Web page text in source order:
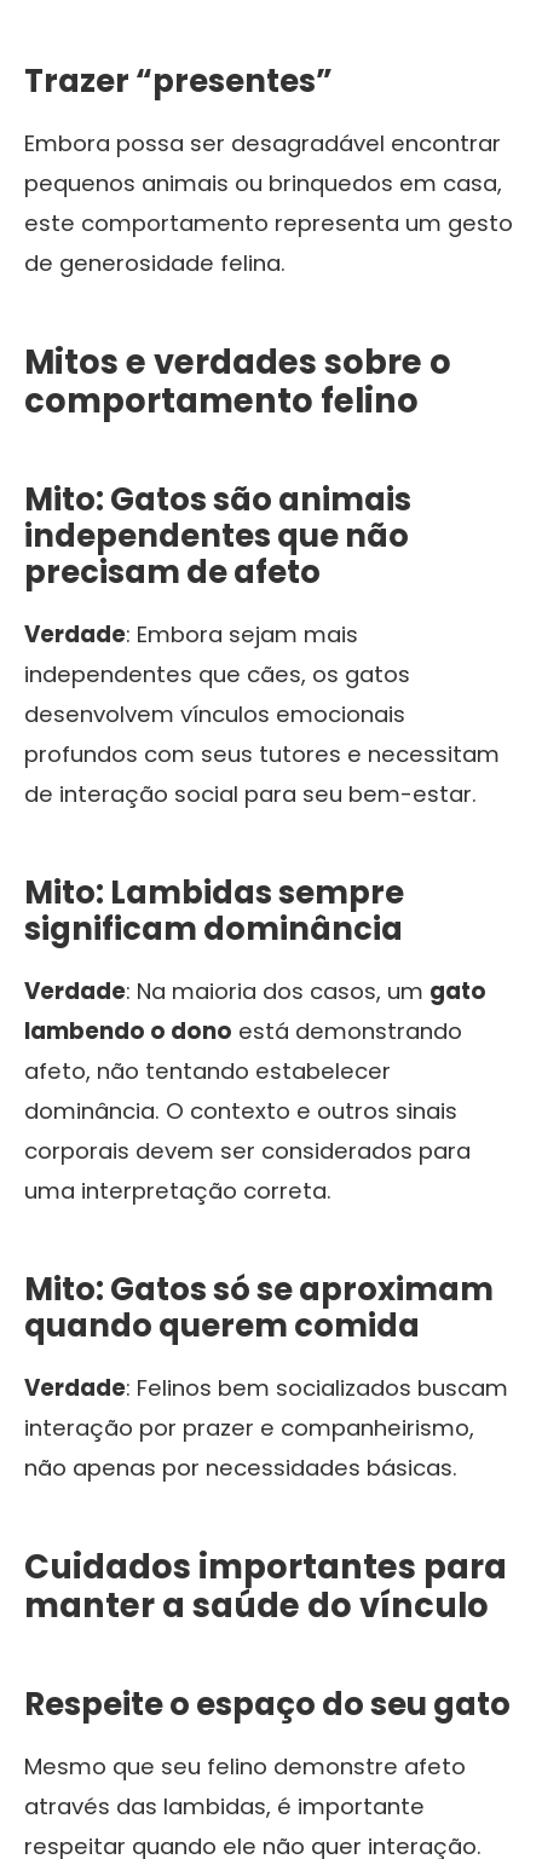
Trazer “presentes”
Embora possa ser desagradável encontrar
pequenos animais ou brinquedos em casa,
este comportamento representa um gesto
de generosidade felina.
Mitos e verdades sobre o
comportamento felino
Mito: Gatos são animais
independentes que não
precisam de afeto
Verdade: Embora sejam mais
independentes que cães, os gatos
desenvolvem vínculos emocionais
profundos com seus tutores e necessitam
de interação social para seu bem-estar.
Mito: Lambidas sempre
significam dominância
Verdade: Na maioria dos casos, um gato
lambendo o dono está demonstrando
afeto, não tentando estabelecer
dominância. O contexto e outros sinais
corporais devem ser considerados para
uma interpretação correta.
Mito: Gatos só se aproximam
quando querem comida
Verdade: Felinos bem socializados buscam
interação por prazer e companheirismo,
não apenas por necessidades básicas.
Cuidados importantes para
manter a saúde do vínculo
Respeite o espaço do seu gato
Mesmo que seu felino demonstre afeto
através das lambidas, é importante
respeitar quando ele não quer interação.